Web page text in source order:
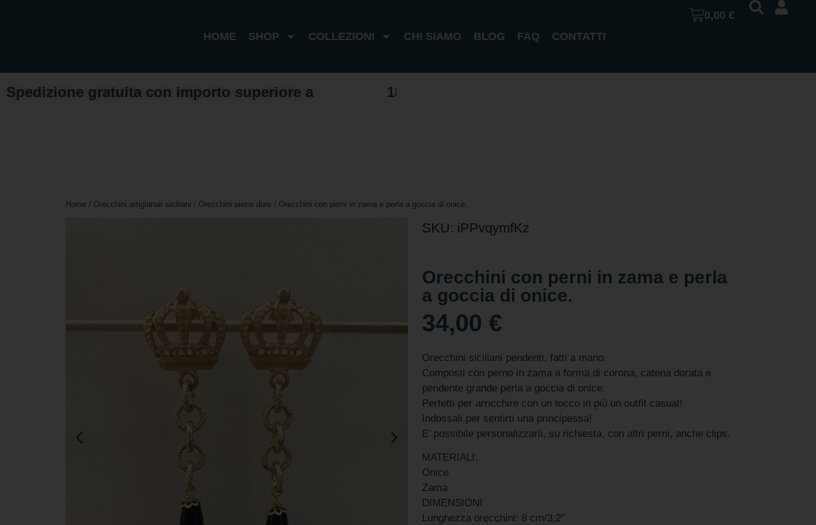
HOME SHOP COLLEZIONI CHI SIAMO BLOG FAQ CONTATTI
0,00€
Spedizione gratuita con importo superiore a 18
Home / Orecchini artigianali siciliani / Orecchini pietre dure / Orecchini con perni in zama e perla a goccia di onice.
SKU: iPPvqymfKz
Orecchini con perni in zama e perla
a goccia di onice.
34,00 €
Orecchini siciliani pendenti, fatti a mano.
Composti con perno in zama a forma di corona, catena dorata e
pendente grande perla a goccia di onice.
Perfetti per arricchire con un tocco in più un outfit casual!
Indossali per sentirti una principessa!
E’ possibile personalizzarli, su richiesta, con altri perni, anche clips.
MATERIALI:
Onice
Zama
DIMENSIONI
Lunghezza orecchini: 8 cm/3,2″